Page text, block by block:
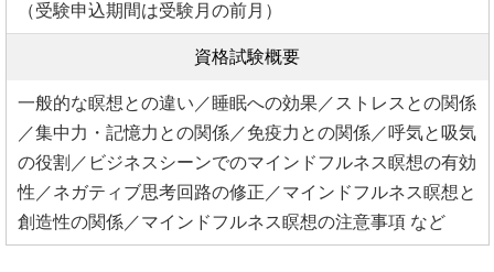
（受験申込期間は受験月の前月）
資格試験概要
一般的な瞑想との違い／睡眠への効果／ストレスとの関係
／集中力・記憶力との関係／免疫力との関係／呼気と吸気
の役割／ビジネスシーンでのマインドフルネス瞑想の有効
性／ネガティブ思考回路の修正／マインドフルネス瞑想と
創造性の関係／マインドフルネス瞑想の注意事項 など